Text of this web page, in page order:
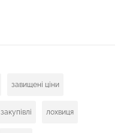
завищені ціни
закупівлі лохвиця